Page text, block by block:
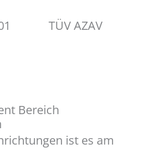
TÜV AZAV
Bereich
ist es am